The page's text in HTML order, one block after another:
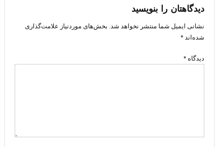
دیدگاهتان را بنویسید
نشانی ایمیل شما منتشر نخواهد شد. بخش‌های موردنیاز علامت‌گذاری
شده‌اند*
دیدگاه *